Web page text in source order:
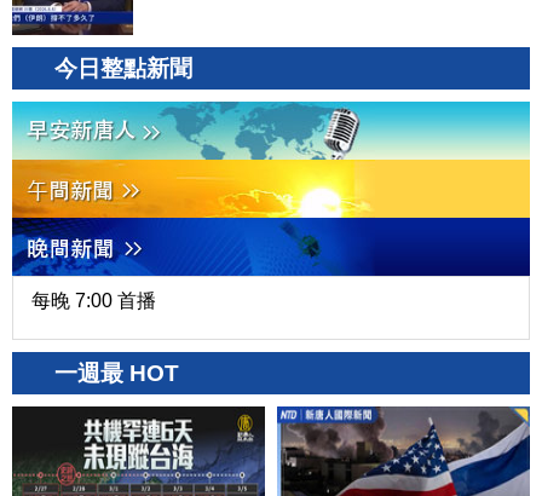
今日整點新聞
每晚 7:00 首播
一週最 HOT